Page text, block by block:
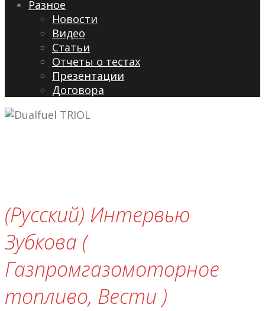
Разное
Новости
Видео
Cтатьи
Отчеты о тестах
Презентации
Договора
(Русский) Интервью
Зубкова (
Газпромгазомоторное
топливо, Вести )